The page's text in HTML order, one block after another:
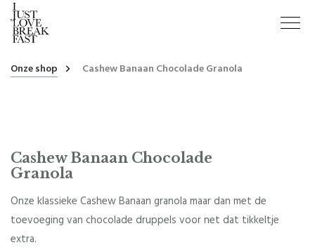
Onze shop Cashew Banaan Chocolade Granola
Cashew Banaan Chocolade
Granola
Onze klassieke Cashew Banaan granola maar dan met de
toevoeging van chocolade druppels voor net dat tikkeltje
extra.